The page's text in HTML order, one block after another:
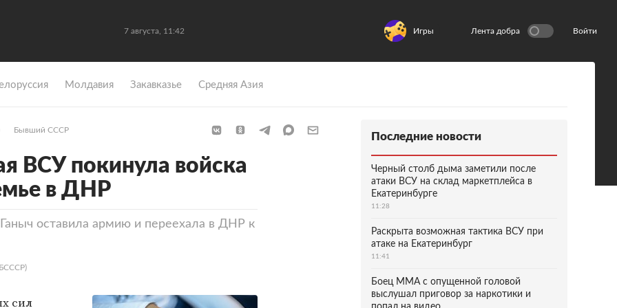
7 августа, 11:42 Игры Лента добра Войти
Молдавия Закавказье Средняя Азия
Бывший СССР
ВСУ покинула войска
в ДНР
оставила армию и переехала в ДНР к
сил
Последние новости
Черный столб дыма заметили после
атаки ВСУ на склад маркетплейса в
Екатеринбурге
11:28
Раскрыта возможная тактика ВСУ при
атаке на Екатеринбург
11:41
Боец ММА с опущенной головой
выслушал приговор за наркотики и